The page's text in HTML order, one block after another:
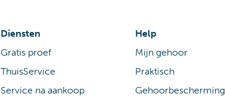
Diensten
Gratis proef
ThuisService
Service na aankoop
Help
Mijn gehoor
Praktisch
Gehoorbescherming